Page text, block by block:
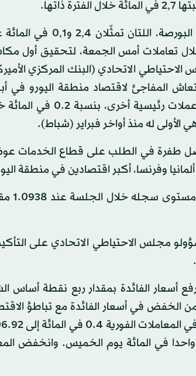
وتراجعت الحيازات العقارية وتلك في مشاريع طاقة متجددة غير مدرجة في البورصة،
اتجه الدولار خلال تعاملات أمس الجمعة، لتحقيق أول
الاتحادي (البنك المركزي
المفاجئ لاقتصاد منطقة اليورو في
(نيسان). وارتفع مؤشر الدولار، الذي يقيس أداء العملة الأميركية مقابل ست عملات
طفرة في الطلب على قطاع الخدمات
وفرنسا، أكبر اقتصادين في منطقة
وتراجع اليورو 0.1 في المائة
مجلس الاحتياطي الاتحادي على
أسعار الفائدة بمقدار ربع نقطة أساس
الخفض في أسعار الفائدة مع تباطؤ
في الأثناء، تراجعت أسعار الذهب أمس وسط ارتفاع الدولار، وهبط
غرينتش، بعد ارتفاعه واحدا في المائة يوم الخميس. وانخفض